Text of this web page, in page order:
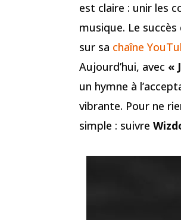
est claire : unir les
musique. Le succès
sur sa chaîne
Aujourd’hui, avec «
un hymne à
vibrante. Pour ne
simple : suivre